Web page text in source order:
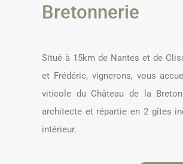
Bretonnerie
Situé à 15km de Nantes et de
et Frédéric, vignerons, vous
viticole du Château de la
architecte et répartie en 2 gîtes
intérieur.